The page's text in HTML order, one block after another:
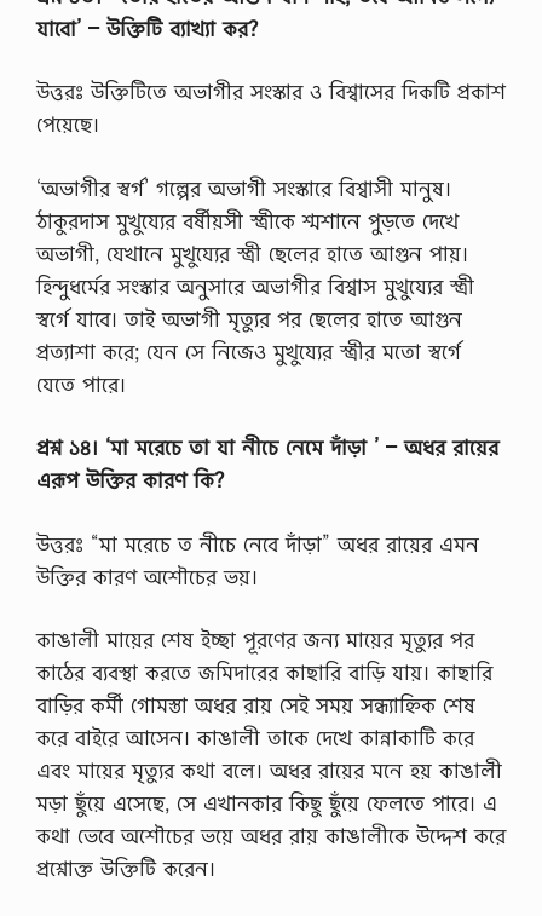
যাবো’ – উক্তিটি ব্যাখ্যা কর?
উত্তরঃ উক্তিটিতে অভাগীর সংস্কার ও বিশ্বাসের দিকটি প্রকাশ
পেয়েছে।
‘অভাগীর স্বর্গ’ গল্পের অভাগী সংস্কারে বিশ্বাসী মানুষ।
ঠাকুরদাস মুখুয্যের বর্ষীয়সী স্ত্রীকে শ্মশানে পুড়তে দেখে
অভাগী, যেখানে মুখুয্যের স্ত্রী ছেলের হাতে আগুন পায়।
হিন্দুধর্মের সংস্কার অনুসারে অভাগীর বিশ্বাস মুখুয্যের স্ত্রী
স্বর্গে যাবে। তাই অভাগী মৃত্যুর পর ছেলের হাতে আগুন
প্রত্যাশা করে; যেন সে নিজেও মুখুয্যের স্ত্রীর মতাে স্বর্গে
যেতে পারে।
প্রশ্ন ১৪। ‘মা মরেচে তা যা নীচে নেমে দাঁড়া ’ – অধর রায়ের
এরূপ উক্তির কারণ কি?
উত্তরঃ “মা মরেচে ত নীচে নেবে দাঁড়া” অধর রায়ের এমন
উক্তির কারণ অশৌচের ভয়।
কাঙালী মায়ের শেষ ইচ্ছা পূরণের জন্য মায়ের মৃত্যুর পর
কাঠের ব্যবস্থা করতে জমিদারের কাছারি বাড়ি যায়। কাছারি
বাড়ির কর্মী গােমস্তা অধর রায় সেই সময় সন্ধ্যাহ্নিক শেষ
করে বাইরে আসেন। কাঙালী তাকে দেখে কান্নাকাটি করে
এবং মায়ের মৃত্যুর কথা বলে। অধর রায়ের মনে হয় কাঙালী
মড়া ছুঁয়ে এসেছে, সে এখানকার কিছু ছুঁয়ে ফেলতে পারে। এ
কথা ভেবে অশৌচের ভয়ে অধর রায় কাঙালীকে উদ্দেশ করে
প্রশ্নোক্ত উক্তিটি করেন।